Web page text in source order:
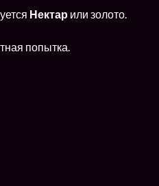
Нектар или золото.
попытка.